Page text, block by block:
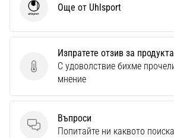
Изпратете отзив за продукта
Изпратете отзив за продукта
С удоволствие бихме
мнение
Въпроси
Въпроси
Попитайте ни каквото
UhlsportОще от Uhlsport